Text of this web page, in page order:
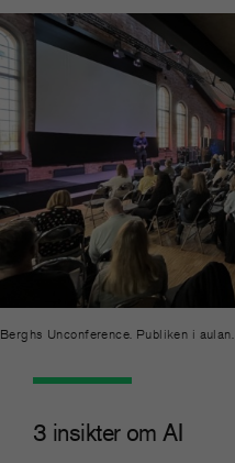
Berghs Unconference. Publiken i
3 insikter om AI